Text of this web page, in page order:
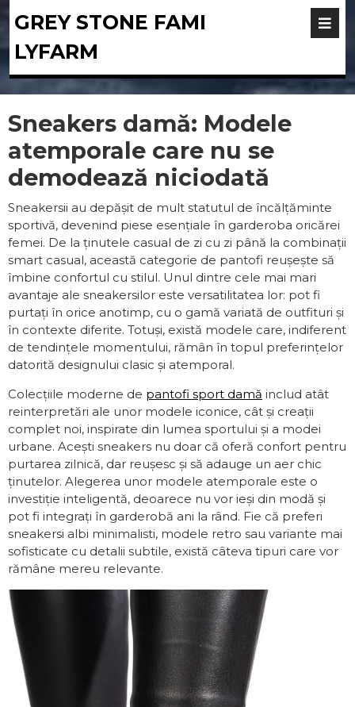
GREY STONE FAMI
LYFARM
Sneakers damă: Modele
atemporale care nu se
demodează niciodată
Sneakersii au depășit de mult statutul de încălțăminte
sportivă, devenind piese esențiale în garderoba oricărei
femei. De la ținutele casual de zi cu zi până la combinații
smart casual, această categorie de pantofi reușește să
îmbine confortul cu stilul. Unul dintre cele mai mari
avantaje ale sneakersilor este versatilitatea lor: pot fi
purtați în orice anotimp, cu o gamă variată de outfituri și
în contexte diferite. Totuși, există modele care, indiferent
de tendințele momentului, rămân în topul preferințelor
datorită designului clasic și atemporal.
Colecțiile moderne de pantofi sport damă includ atât
reinterpretări ale unor modele iconice, cât și creații
complet noi, inspirate din lumea sportului și a modei
urbane. Acești sneakers nu doar că oferă confort pentru
purtarea zilnică, dar reușesc și să adauge un aer chic
ținutelor. Alegerea unor modele atemporale este o
investiție inteligentă, deoarece nu vor ieși din modă și
pot fi integrați în garderobă ani la rând. Fie că preferi
sneakersi albi minimalisti, modele retro sau variante mai
sofisticate cu detalii subtile, există câteva tipuri care vor
rămâne mereu relevante.